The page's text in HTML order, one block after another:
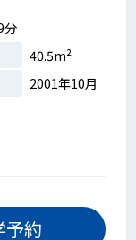
分
40.5m²
2001年10月
予約